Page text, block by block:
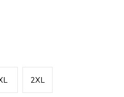
2XL